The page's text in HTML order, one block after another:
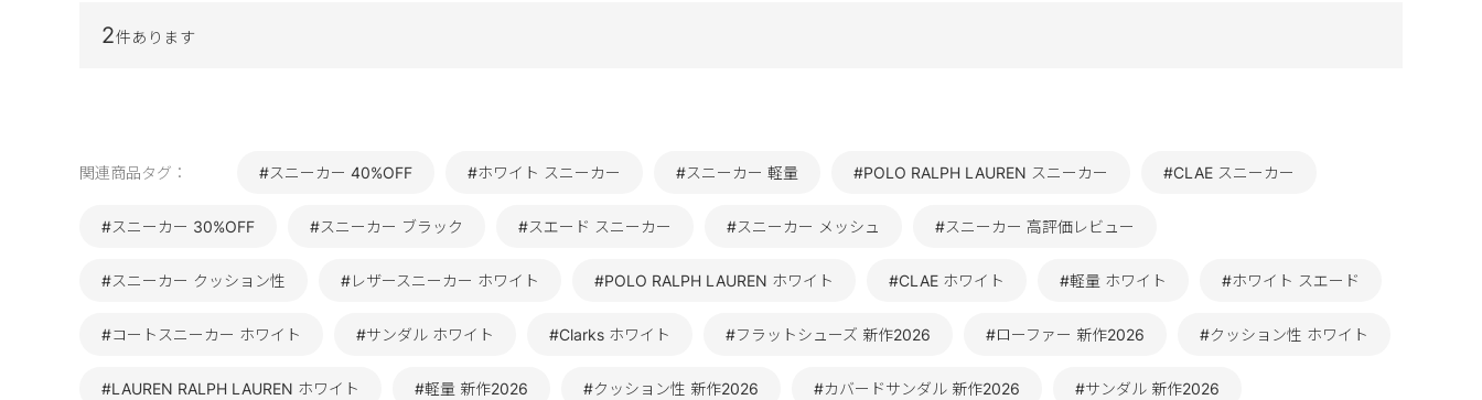
2件あります
関連商品タグ： #スニーカー 40%OFF #ホワイト スニーカー #スニーカー 軽量 #POLO RALPH LAUREN スニーカー #CLAE スニーカー
#スニーカー 30%OFF #スニーカー ブラック #スエード スニーカー #スニーカー メッシュ #スニーカー 高評価レビュー
#スニーカー クッション性 #レザースニーカー ホワイト #POLO RALPH LAUREN ホワイト #CLAE ホワイト #軽量 ホワイト #ホワイト スエード
#コートスニーカー ホワイト #サンダル ホワイト #Clarks ホワイト #フラットシューズ 新作2026 #ローファー 新作2026 #クッション性 ホワイト
#LAUREN RALPH LAUREN ホワイト #軽量 新作2026 #クッション性 新作2026 #カバードサンダル 新作2026 #サンダル 新作2026